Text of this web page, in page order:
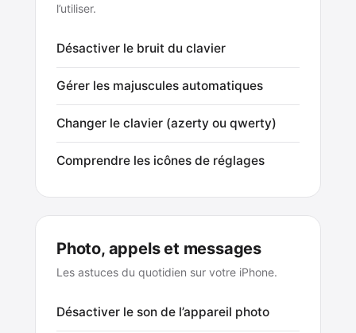
l’utiliser.
Désactiver le bruit du clavier
Gérer les majuscules automatiques
Changer le clavier (azerty ou qwerty)
Comprendre les icônes de réglages
Photo, appels et messages
Les astuces du quotidien sur votre iPhone.
Désactiver le son de l’appareil photo